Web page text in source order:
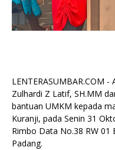
LENTERASUMBAR.COM
Zulhardi Z Latif, SH.MM
bantuan UMKM kepada
Kuranji, pada Senin 31
Rimbo Data No.38 RW
Padang.